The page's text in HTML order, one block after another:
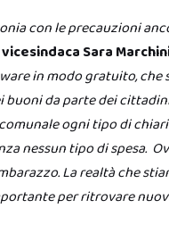
con le precauzioni
Sara
in modo gratuito,
buoni da parte dei
ogni tipo di
nessun tipo di spesa.
La realtà che
per ritrovare